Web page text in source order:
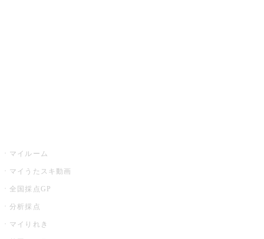
マイルーム
マイうたスキ動画
全国採点GP
分析採点
マイりれき